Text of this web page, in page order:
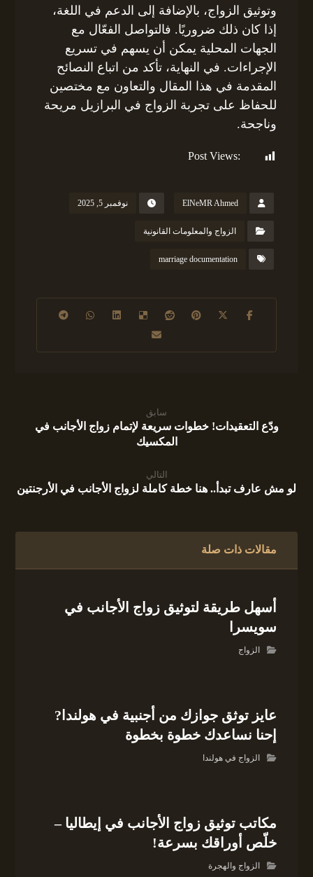
وتوثيق الزواج، بالإضافة إلى الدعم في اللغة،
إذا كان ذلك ضروريًا. فالتواصل الفعّال مع
الجهات المحلية يمكن أن يسهم في تسريع
الإجراءات. في النهاية، تأكد من اتباع النصائح
المقدمة في هذا المقال والتعاون مع مختصين
للحفاظ على تجربة الزواج في البرازيل مريحة
وناجحة.
Post Views:
ElNeMR Ahmed نوفمبر 5, 2025
الزواج والمعلومات القانونية
marriage documentation
سابق
ودّع التعقيدات! خطوات سريعة لإتمام زواج الأجانب في
المكسيك
التالي
لو مش عارف تبدأ.. هنا خطة كاملة لزواج الأجانب في الأرجنتين
مقالات ذات صلة
أسهل طريقة لتوثيق زواج الأجانب في
سويسرا
الزواج
عايز توثق جوازك من أجنبية في هولندا?
إحنا نساعدك خطوة بخطوة
الزواج في هولندا
مكاتب توثيق زواج الأجانب في إيطاليا –
خلّص أوراقك بسرعة!
الزواج والهجرة